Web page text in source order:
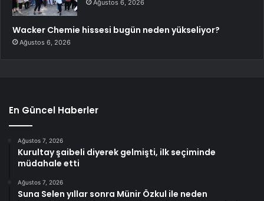
Ağustos 6, 2026
Wacker Chemie hissesi bugün neden yükseliyor?
Ağustos 6, 2026
En Güncel Haberler
Ağustos 7, 2026
Kurultay şaibeli diyerek gelmişti, ilk seçiminde
müdahale etti
Ağustos 7, 2026
Suna Selen yıllar sonra Münir Özkul ile neden